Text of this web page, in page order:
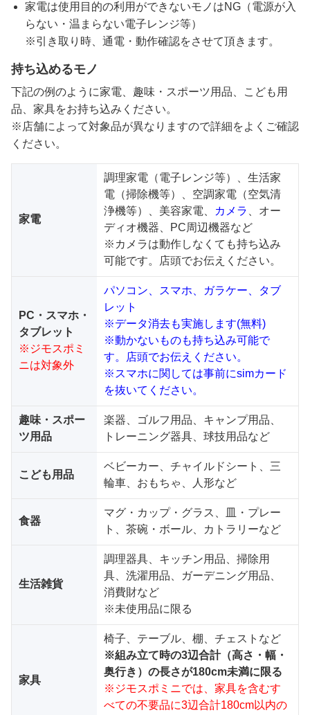
家電は使用目的の利用ができないモノはNG（電源が入
らない・温まらない電子レンジ等）
※引き取り時、通電・動作確認をさせて頂きます。
持ち込めるモノ
下記の例のように家電、趣味・スポーツ用品、こども用
品、家具をお持ち込みください。
※店舗によって対象品が異なりますので詳細をよくご確認
ください。
家電
調理家電（電子レンジ等）、生活家
電（掃除機等）、空調家電（空気清
浄機等）、美容家電、
カメラ
、オー
ディオ機器、PC周辺機器など
※カメラは動作しなくても持ち込み
可能です。店頭でお伝えください。
PC・スマホ・
タブレット
※ジモスポミ
ニは対象外
パソコン、スマホ、ガラケー、タブ
レット
※データ消去も実施します(無料)
※動かないものも持ち込み可能で
す。店頭でお伝えください。
※スマホに関しては事前にsimカード
を抜いてください。
趣味・スポー
ツ用品
楽器、ゴルフ用品、キャンプ用品、
トレーニング器具、球技用品など
こども用品
ベビーカー、チャイルドシート、三
輪車、おもちゃ、人形など
食器
マグ・カップ・グラス、皿・プレー
ト、茶碗・ボール、カトラリーなど
生活雑貨
調理器具、キッチン用品、掃除用
具、洗濯用品、ガーデニング用品、
消費財など
※未使用品に限る
家具
椅子、テーブル、棚、チェストなど
※組み立て時の3辺合計（高さ・幅・
奥行き）の長さが180cm未満に限る
※ジモスポミニでは、家具を含むす
べての不要品に3辺合計180cm以内の